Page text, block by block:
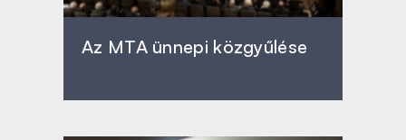
Az MTA ünnepi közgyűlése